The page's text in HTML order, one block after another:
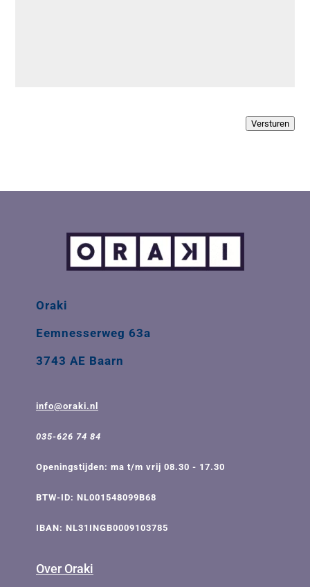
Versturen
Oraki
Eemnesserweg 63a
3743 AE Baarn
info@oraki.nl
035-626 74 84
Openingstijden: ma t/m vrij 08.30 - 17.30
BTW-ID: NL001548099B68
IBAN: NL31INGB0009103785
Over Oraki